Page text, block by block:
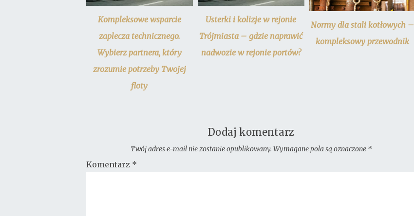
Kompleksowe wsparcie
zaplecza technicznego.
Wybierz partnera, który
zrozumie potrzeby Twojej
floty
Usterki i kolizje w rejonie
Trójmiasta – gdzie naprawić
nadwozie w rejonie portów?
Normy dla stali kotłowych –
kompleksowy przewodnik
Dodaj komentarz
Twój adres e-mail nie zostanie opublikowany. Wymagane pola są oznaczone *
Komentarz *